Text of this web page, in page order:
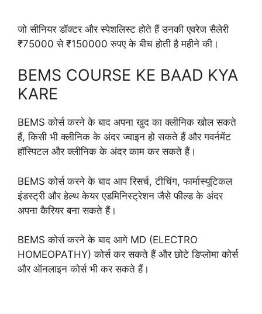
जो सीनियर डॉक्टर और स्पेशलिस्ट होते हैं उनकी एवरेज सैलेरी
₹75000 से ₹150000 रुपए के बीच होती है महीने की।
BEMS COURSE KE BAAD KYA
KARE
BEMS कोर्स करने के बाद अपना खुद का क्लीनिक खोल सकते
हैं, किसी भी क्लीनिक के अंदर ज्वाइन हो सकते हैं और गवर्नमेंट
हॉस्पिटल और क्लीनिक के अंदर काम कर सकते हैं।
BEMS कोर्स करने के बाद आप रिसर्च, टीचिंग, फार्मास्यूटिकल
इंडस्ट्री और हेल्थ केयर एडमिनिस्ट्रेशन जैसे फील्ड के अंदर
अपना कैरियर बना सकते हैं।
BEMS कोर्स करने के बाद आगे MD (ELECTRO
HOMEOPATHY) कोर्स कर सकते हैं और छोटे डिप्लोमा कोर्स
और ऑनलाइन कोर्स भी कर सकते हैं।